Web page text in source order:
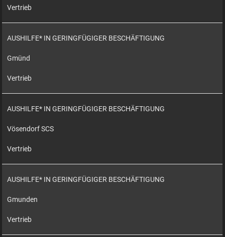
Vertrieb
AUSHILFE* IN GERINGFÜGIGER BESCHÄFTIGUNG
Gmünd
Vertrieb
AUSHILFE* IN GERINGFÜGIGER BESCHÄFTIGUNG
Vösendorf SCS
Vertrieb
AUSHILFE* IN GERINGFÜGIGER BESCHÄFTIGUNG
Gmunden
Vertrieb